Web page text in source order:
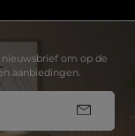
om op de
aanbiedingen.